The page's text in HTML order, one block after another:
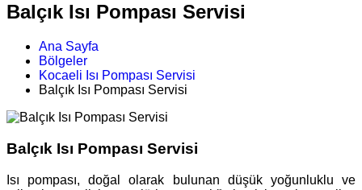
Balçık Isı Pompası Servisi
Ana Sayfa
Bölgeler
Kocaeli Isı Pompası Servisi
Balçık Isı Pompası Servisi
Balçık Isı Pompası Servisi
Isı pompası, doğal olarak bulunan düşük yoğunluklu ve